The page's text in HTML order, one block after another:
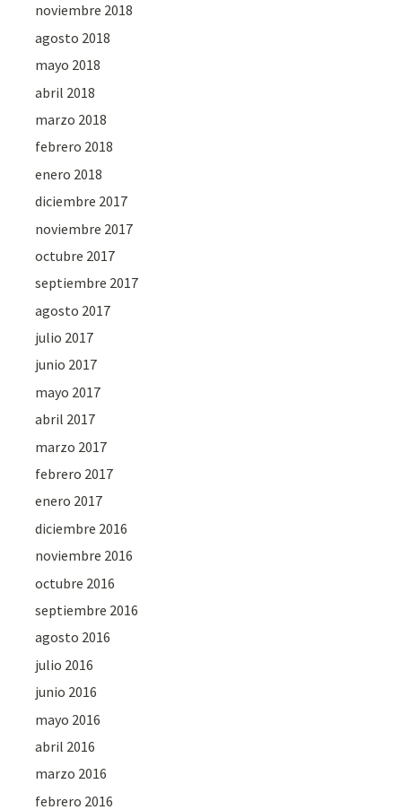
noviembre 2018
agosto 2018
mayo 2018
abril 2018
marzo 2018
febrero 2018
enero 2018
diciembre 2017
noviembre 2017
octubre 2017
septiembre 2017
agosto 2017
julio 2017
junio 2017
mayo 2017
abril 2017
marzo 2017
febrero 2017
enero 2017
diciembre 2016
noviembre 2016
octubre 2016
septiembre 2016
agosto 2016
julio 2016
junio 2016
mayo 2016
abril 2016
marzo 2016
febrero 2016